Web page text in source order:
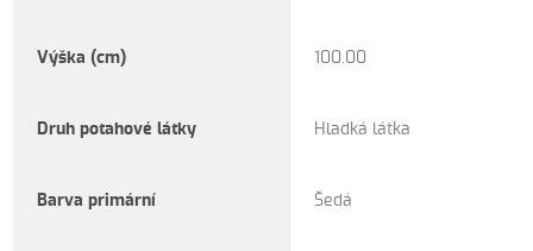
Výška (cm) 100.00
Druh potahové látky Hladká látka
Barva primární Šedá